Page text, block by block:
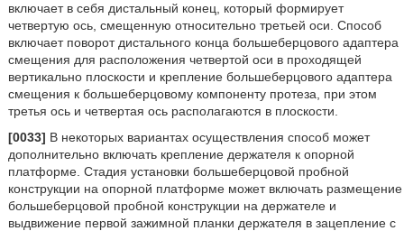
включает в себя дистальный конец, который формирует
четвертую ось, смещенную относительно третьей оси. Способ
включает поворот дистального конца большеберцового адаптера
смещения для расположения четвертой оси в проходящей
вертикально плоскости и крепление большеберцового адаптера
смещения к большеберцовому компоненту протеза, при этом
третья ось и четвертая ось располагаются в плоскости.
[0033] В некоторых вариантах осуществления способ может
дополнительно включать крепление держателя к опорной
платформе. Стадия установки большеберцовой пробной
конструкции на опорной платформе может включать размещение
большеберцовой пробной конструкции на держателе и
выдвижение первой зажимной планки держателя в зацепление с